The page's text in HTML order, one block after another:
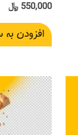
550,000 ﷼
افزودن